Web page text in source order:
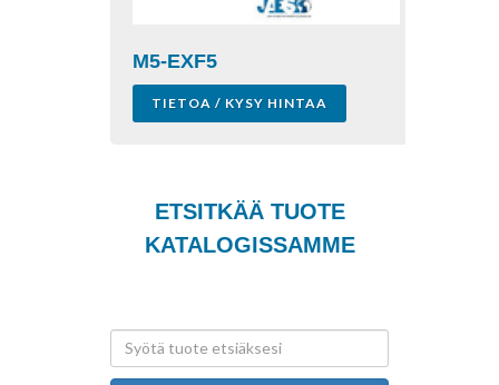
M5-EXF5
TIETOA / KYSY HINTAA
ETSITKÄÄ TUOTE
KATALOGISSAMME